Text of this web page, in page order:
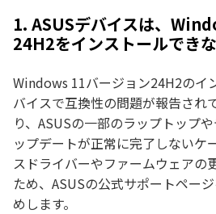
1. ASUSデバイスは、
24H2をインストールでき
Windows 11バージョン24H2のイ
バイスで互換性の問題が報告され
り、ASUSの一部のラップトップ
ップデートが正常に完了しないケ
スドライバーやファームウェアの
ため、ASUSの公式サポートペー
めします。